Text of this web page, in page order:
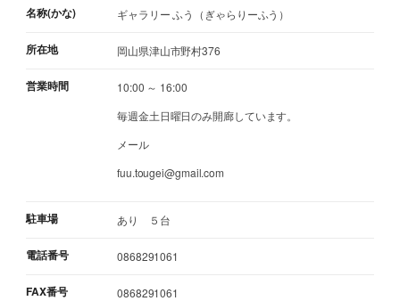
名称(かな) ギャラリー ふう（ぎゃらりーふう）
所在地 岡山県津山市野村376
営業時間
10:00 ～ 16:00
毎週金土日曜日のみ開廊しています。
メール
fuu.tougei@gmail.com
駐車場 あり ５台
電話番号 0868291061
FAX番号 0868291061